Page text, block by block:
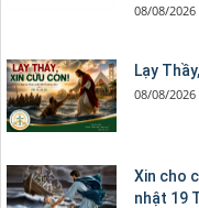
08/08/2026
Lạy
08/08/2026
Xin cho
nhật 19